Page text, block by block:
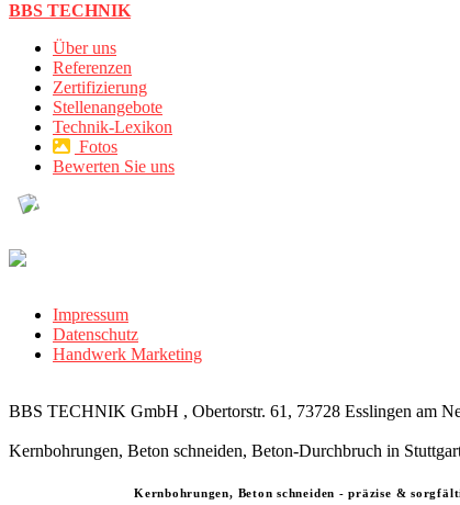
BBS TECHNIK
Über uns
Referenzen
Zertifizierung
Stellenangebote
Technik-Lexikon
Fotos
Bewerten Sie uns
Impressum
Datenschutz
Handwerk Marketing
BBS TECHNIK GmbH , Obertorstr. 61, 73728 Esslingen am
Kernbohrungen, Beton schneiden, Beton-Durchbruch in
Kernbohrungen, Beton schneiden - präzise &